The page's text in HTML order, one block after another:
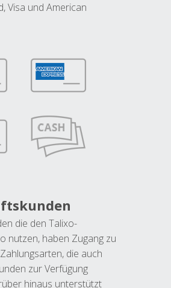
Visa und American
die den Talixo-
nutzen, haben Zugang zu
die auch
zur Verfügung
hinaus unterstützt